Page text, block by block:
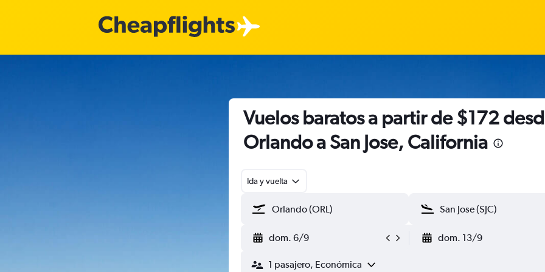
Vuelos baratos a partir de $172
Orlando a San Jose, California
Ida y vuelta
dom. 6/9 dom. 13/9
1 pasajero, Económica